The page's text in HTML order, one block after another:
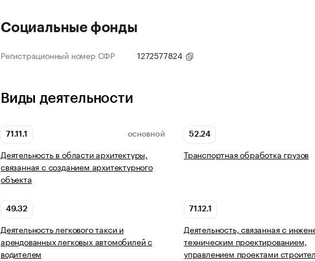
Социальные фонды
Регистрационный номер СФР 1272577824
Виды деятельности
71.11.1 ОСНОВНОЙ
Деятельность в области архитектуры,
связанная с созданием архитектурного
объекта
52.24
Транспортная обработка грузов
49.32
Деятельность легкового такси и
арендованных легковых автомобилей с
водителем
71.12.1
Деятельность, связанная с
техническим проектированием,
управлением проектами